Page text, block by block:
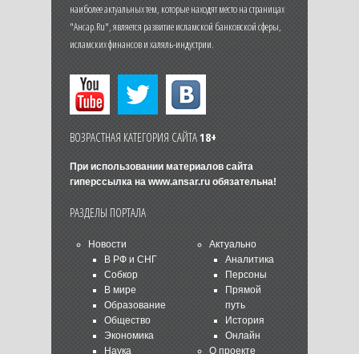
наиболее актуальных тем, которые находят место на страницах
"Ансар.Ru", является развитие исламской банковской сферы,
исламских финансов и халяль-индустрии.
ВОЗРАСТНАЯ КАТЕГОРИЯ САЙТА18+
При использовании материалов сайта
гиперссылка на www.ansar.ruобязательна!
РАЗДЕЛЫ ПОРТАЛА
Новости
В РФ и СНГ
Собкор
В мире
Образование
Общество
Экономика
Наука
Актуально
Аналитика
Персоны
Прямой
путь
История
Онлайн
О проекте